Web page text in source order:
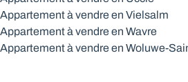
Appartement à vendre en Vielsalm
Appartement à vendre en Wavre
Appartement à vendre en Woluwe-